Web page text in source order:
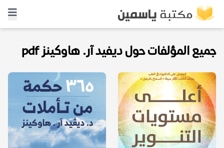
جميع المؤلفات حول ديفيد آر. هاوكينز pdf